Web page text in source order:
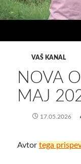
VAŠ KANAL
NOVA
MAJ
17.05.2026
Avtor tega